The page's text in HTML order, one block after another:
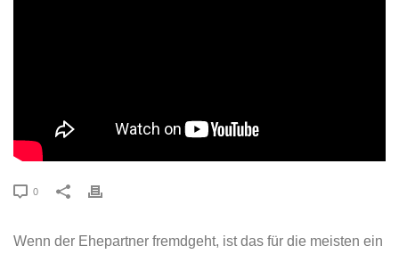
0
Wenn der Ehepartner fremdgeht, ist das für die meisten ein